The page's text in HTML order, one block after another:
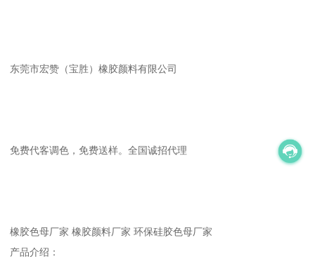
东莞市宏赞（宝胜）橡胶颜料有限公司
免费代客调色，免费送样。全国诚招代理
橡胶色母厂家 橡胶颜料厂家 环保硅胶色母厂家
产品介绍：